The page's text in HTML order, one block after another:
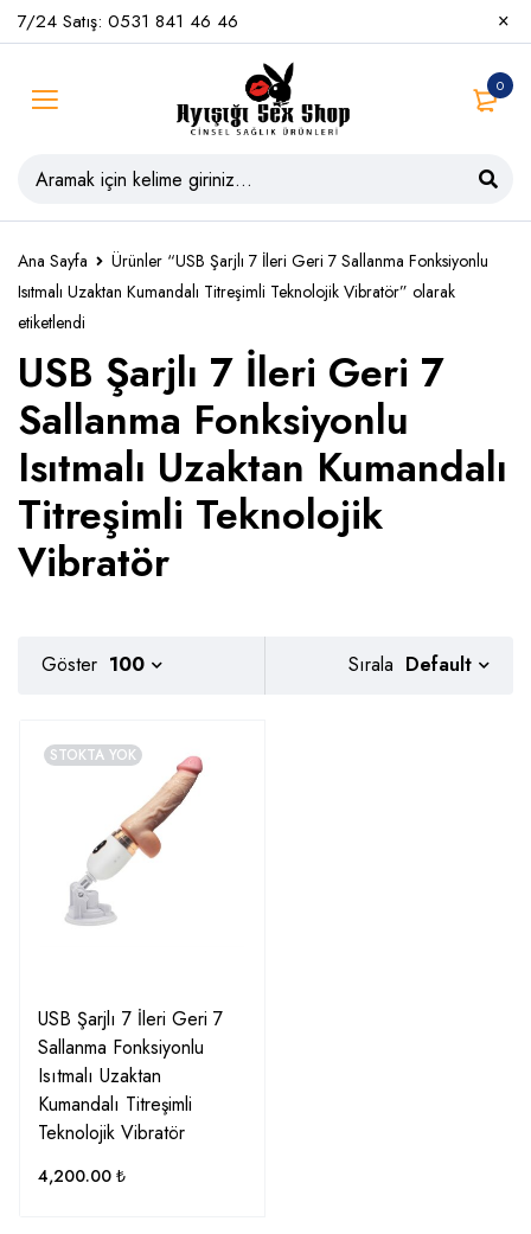
7/24 Satış: 0531 841 46 46
0
Ana Sayfa
Ürünler “USB Şarjlı 7 İleri Geri 7 Sallanma Fonksiyonlu
Isıtmalı Uzaktan Kumandalı Titreşimli Teknolojik Vibratör” olarak
etiketlendi
USB Şarjlı 7 İleri Geri 7
Sallanma Fonksiyonlu
Isıtmalı Uzaktan Kumandalı
Titreşimli Teknolojik
Vibratör
Sırala Default
Göster 100
STOKTA YOK
USB Şarjlı 7 İleri Geri 7
Sallanma Fonksiyonlu
Isıtmalı Uzaktan
Kumandalı Titreşimli
Teknolojik Vibratör
4,200.00 ₺